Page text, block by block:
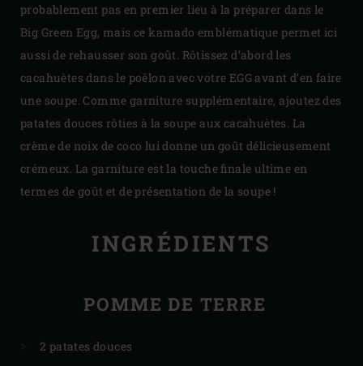
probablement pas en premier lieu à la préparer dans le
Big Green Egg, mais ce kamado emblématique permet ici
aussi de rehausser son goût. Rôtissez d’abord les
cacahuètes dans le poêlon avec votre EGG avant d’en faire
une soupe. Comme garniture supplémentaire, ajoutez des
patates douces rôties à la soupe aux cacahuètes. La
crème de noix de coco lui donne un goût délicieusement
crémeux. La garniture est la touche finale ultime en
termes de goût et de présentation de la soupe !
INGRÉDIENTS
POMME DE TERRE
2 patates douces